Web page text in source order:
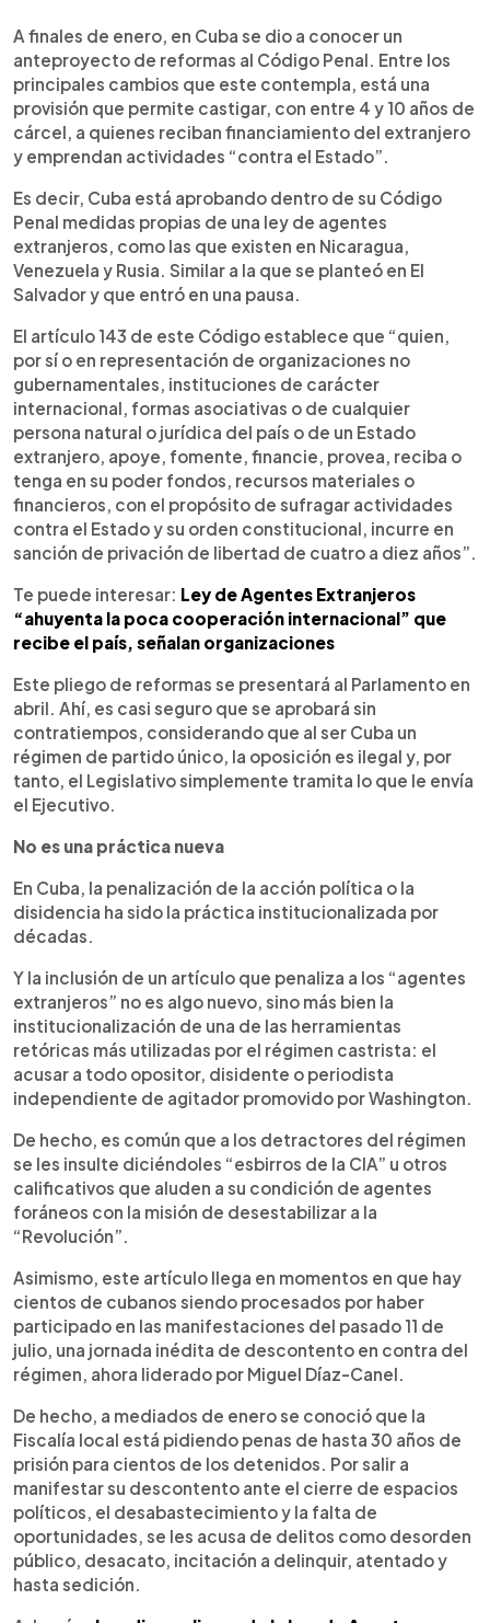
Escuchar artículo
A finales de enero, en Cuba se dio a conocer un
anteproyecto de reformas al Código Penal. Entre los
principales cambios que este contempla, está una
provisión que permite castigar, con entre 4 y 10 años de
cárcel, a quienes reciban financiamiento del extranjero
y emprendan actividades “contra el Estado”.
Es decir, Cuba está aprobando dentro de su Código
Penal medidas propias de una ley de agentes
extranjeros, como las que existen en Nicaragua,
Venezuela y Rusia. Similar a la que se planteó en El
Salvador y que entró en una pausa.
El artículo 143 de este Código establece que “quien,
por sí o en representación de organizaciones no
gubernamentales, instituciones de carácter
internacional, formas asociativas o de cualquier
persona natural o jurídica del país o de un Estado
extranjero, apoye, fomente, financie, provea, reciba o
tenga en su poder fondos, recursos materiales o
financieros, con el propósito de sufragar actividades
contra el Estado y su orden constitucional, incurre en
sanción de privación de libertad de cuatro a diez años”.
Te puede interesar: Ley de Agentes Extranjeros
“ahuyenta la poca cooperación internacional” que
recibe el país, señalan organizaciones
Este pliego de reformas se presentará al Parlamento en
abril. Ahí, es casi seguro que se aprobará sin
contratiempos, considerando que al ser Cuba un
régimen de partido único, la oposición es ilegal y, por
tanto, el Legislativo simplemente tramita lo que le envía
el Ejecutivo.
No es una práctica nueva
En Cuba, la penalización de la acción política o la
disidencia ha sido la práctica institucionalizada por
décadas.
Y la inclusión de un artículo que penaliza a los “agentes
extranjeros” no es algo nuevo, sino más bien la
institucionalización de una de las herramientas
retóricas más utilizadas por el régimen castrista: el
acusar a todo opositor, disidente o periodista
independiente de agitador promovido por Washington.
De hecho, es común que a los detractores del régimen
se les insulte diciéndoles “esbirros de la CIA” u otros
calificativos que aluden a su condición de agentes
foráneos con la misión de desestabilizar a la
“Revolución”.
Asimismo, este artículo llega en momentos en que hay
cientos de cubanos siendo procesados por haber
participado en las manifestaciones del pasado 11 de
julio, una jornada inédita de descontento en contra del
régimen, ahora liderado por Miguel Díaz-Canel.
De hecho, a mediados de enero se conoció que la
Fiscalía local está pidiendo penas de hasta 30 años de
prisión para cientos de los detenidos. Por salir a
manifestar su descontento ante el cierre de espacios
políticos, el desabastecimiento y la falta de
oportunidades, se les acusa de delitos como desorden
público, desacato, incitación a delinquir, atentado y
hasta sedición.